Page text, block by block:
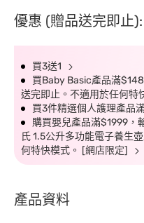
優惠 (贈品送完即止
買3送1
買Baby Basic產品滿
送完即止。不適用於任何特
買3件精選個人護理產品
購買嬰兒產品滿$1999，
氏 1.5公升多功能電子養生
何特快模式。 [網店限定]
產品資料